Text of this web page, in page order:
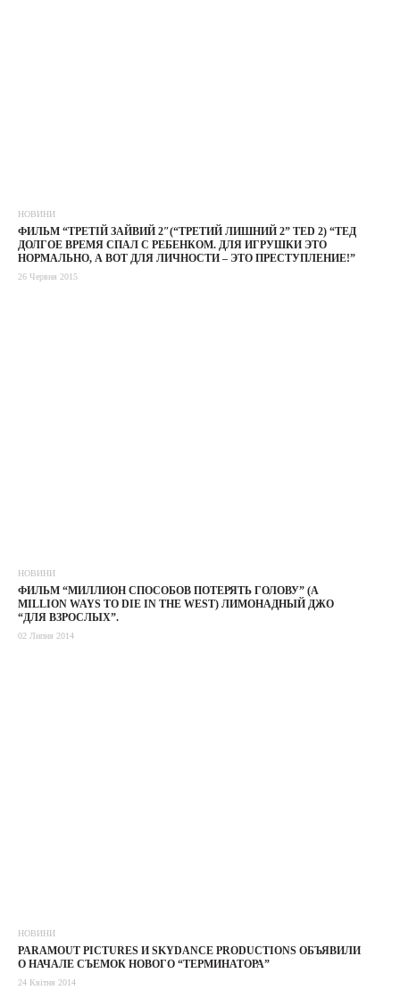
НОВИНИ
ФИЛЬМ “ТРЕТІЙ ЗАЙВИЙ 2″(“ТРЕТИЙ ЛИШНИЙ 2” TED 2) “ТЕД
ДОЛГОЕ ВРЕМЯ СПАЛ С РЕБЕНКОМ. ДЛЯ ИГРУШКИ ЭТО
НОРМАЛЬНО, А ВОТ ДЛЯ ЛИЧНОСТИ – ЭТО ПРЕСТУПЛЕНИЕ!”
26 Червня 2015
НОВИНИ
ФИЛЬМ “МИЛЛИОН СПОСОБОВ ПОТЕРЯТЬ ГОЛОВУ” (A
MILLION WAYS TO DIE IN THE WEST) ЛИМОНАДНЫЙ ДЖО
“ДЛЯ ВЗРОСЛЫХ”.
02 Липня 2014
НОВИНИ
PARAMOUT PICTURES И SKYDANCE PRODUCTIONS ОБЪЯВИЛИ
О НАЧАЛЕ СЪЕМОК НОВОГО “ТЕРМИНАТОРА”
24 Квітня 2014